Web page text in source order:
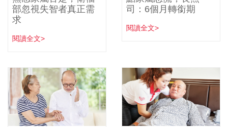
部忽視失智者真正需
求
閱讀全文>
司：6個月轉銜期
閱讀全文>